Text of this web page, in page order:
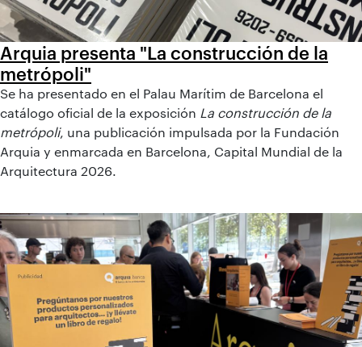
Arquia presenta "La construcción de la
metrópoli"
Se ha presentado en el Palau Marítim de Barcelona el
catálogo oficial de la exposición La construcción de la
metrópoli, una publicación impulsada por la Fundación
Arquia y enmarcada en Barcelona, Capital Mundial de la
Arquitectura 2026.